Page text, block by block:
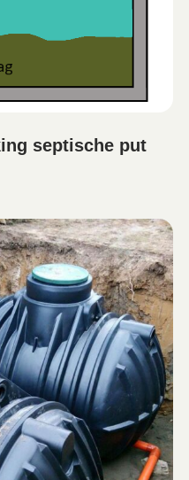
septische put